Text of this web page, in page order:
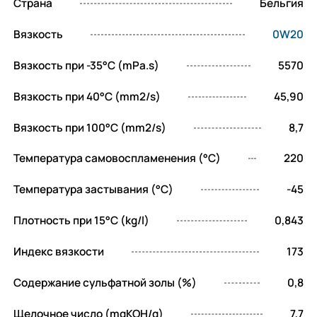
заботитесь о долговечности ключевых
узлов автомобиля. Этому способствуют
Идеальная чистота поршней и
отсутствие нагара.
Максимальная защита от износа при
Высокая термоокислительная
стабильность базы.
Снижение внутреннего трения и
катализаторов.
Предотвращение преждевременного
Страна Бельгия
Вязкость 0W20
Вязкость при -35°C (mPa.s) 5570
Вязкость при 40°C (mm2/s) 45,90
Вязкость при 100°C (mm2/s) 8,7
Температура самовоспламенения (°C) 220
Температура застывания (°C) -45
Плотность при 15°C (kg/l) 0,843
Индекс вязкости 173
Содержание сульфатной золы (%) 0,8
Щелочное число (mgKOH/g) 7,7